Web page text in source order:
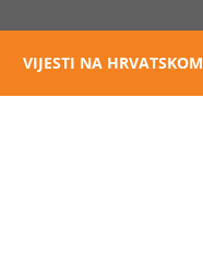
VIJESTI NA HRVATSKOM